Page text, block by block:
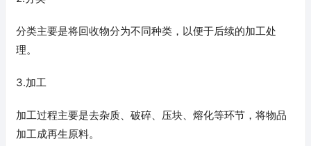
分类主要是将回收物分为不同种类，以便于后续的加工处
理。
3.加工
加工过程主要是去杂质、破碎、压块、熔化等环节，将物品
加工成再生原料。